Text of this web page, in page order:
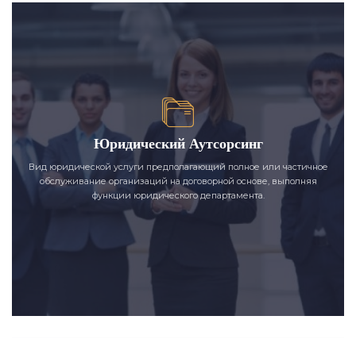
Юридический Аутсорсинг
Вид юридической услуги предполагающий полное или частичное
обслуживание организаций на договорной основе, выполняя
функции юридического департамента.